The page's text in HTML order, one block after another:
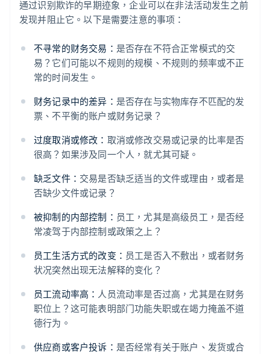
通过识别欺诈的早期迹象，企业可以在非法活动发生之前
发现并阻止它。以下是需要注意的事项：
不寻常的财务交易： 是否存在不符合正常模式的交
易？它们可能以不规则的规模、不规则的频率或不正
常的时间发生。
财务记录中的差异： 是否存在与实物库存不匹配的发
票、不平衡的账户或财务记录？
过度取消或修改： 取消或修改交易或记录的比率是否
很高？如果涉及同一个人，就尤其可疑。
缺乏文件： 交易是否缺乏适当的文件或理由，或者是
否缺少文件或记录？
被抑制的内部控制： 员工，尤其是高级员工，是否经
常凌驾于内部控制或政策之上？
员工生活方式的改变： 员工是否入不敷出，或者财务
状况突然出现无法解释的变化？
员工流动率高： 人员流动率是否过高，尤其是在财务
职位上？这可能表明部门功能失职或在竭力掩盖不道
德行为。
供应商或客户投诉： 是否经常有关于账户、发货或合